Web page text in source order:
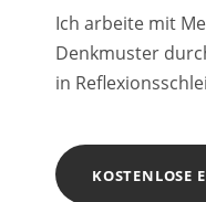
Ich arbeite mit
Denkmuster
in
KOSTENLOSE